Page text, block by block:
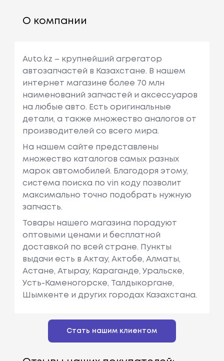
О компании
Auto.kz – крупнейший агрегатор
автозапчастей в Казахстане. В нашем
интернет магазине более 70 млн
наименований запчастей и аксессуаров
на любые авто. Есть оригинальные
детали, а также множество аналогов от
производителей со всего мира.
На нашем сайте представлены
множество каталогов самых разных
марок автомобилей. Благодоря этому,
система поиска по vin коду позволит
максимально точно подобрать нужную
запчасть.
Товары нашего магазина порадуют
оптовыми ценами и бесплатной
доставкой по всей стране. Пункты
выдачи есть в Актау, Актобе, Алматы,
Астане, Атырау, Караганде, Уральске,
Усть-Каменогорске, Талдыкоргане,
Шымкенте и других городах Казахстана.
Стать нашим клиентом